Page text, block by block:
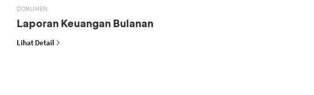
DOKUMEN
Laporan Keuangan Bulanan
Lihat Detail